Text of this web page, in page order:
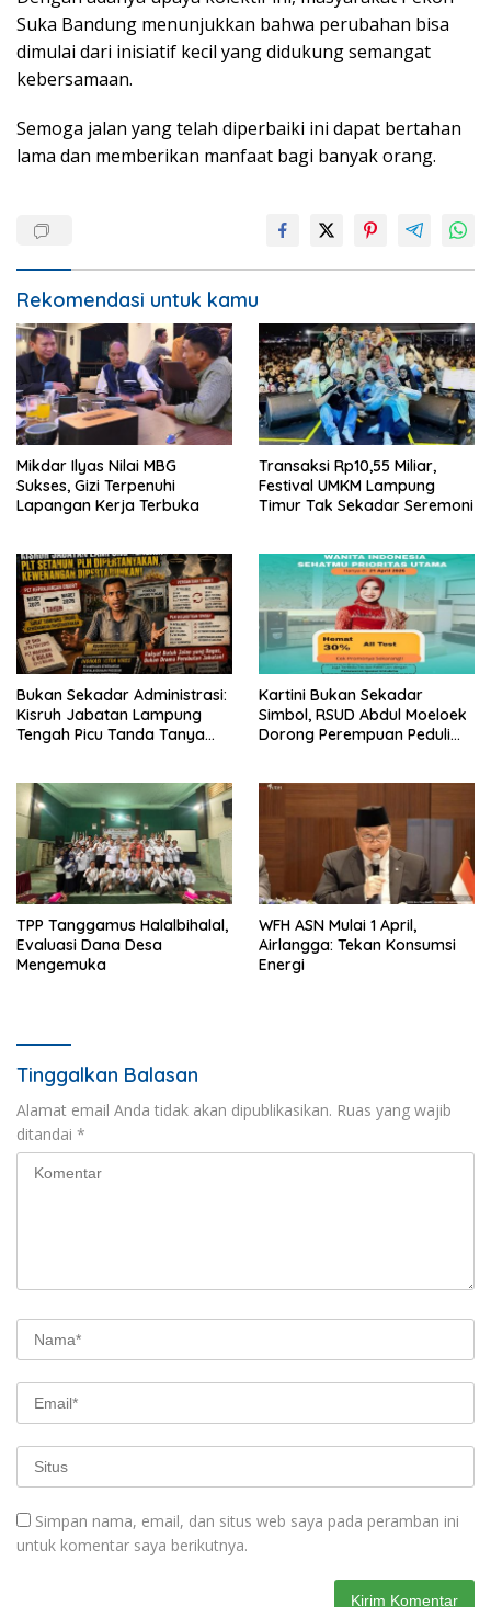
Suka Bandung menunjukkan bahwa perubahan bisa
dimulai dari inisiatif kecil yang didukung semangat
kebersamaan.
Semoga jalan yang telah diperbaiki ini dapat bertahan
lama dan memberikan manfaat bagi banyak orang.
Rekomendasi untuk kamu
Mikdar Ilyas Nilai MBG
Sukses, Gizi Terpenuhi
Lapangan Kerja Terbuka
Transaksi Rp10,55 Miliar,
Festival UMKM Lampung
Timur Tak Sekadar Seremoni
Bukan Sekadar Administrasi:
Kisruh Jabatan Lampung
Tengah Picu Tanda Tanya
Kartini Bukan Sekadar
Simbol, RSUD Abdul Moeloek
Dorong Perempuan Peduli
TPP Tanggamus Halalbihalal,
Evaluasi Dana Desa
Mengemuka
WFH ASN Mulai 1 April,
Airlangga: Tekan Konsumsi
Energi
Tinggalkan Balasan
Alamat email Anda tidak akan dipublikasikan. Ruas yang wajib
ditandai *
Simpan nama, email, dan situs web saya pada peramban ini
untuk komentar saya berikutnya.